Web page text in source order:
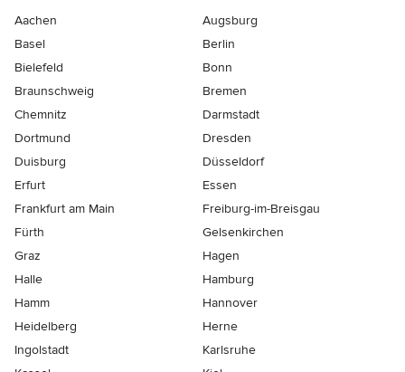
Aachen
Augsburg
Basel
Berlin
Bielefeld
Bonn
Braunschweig
Bremen
Chemnitz
Darmstadt
Dortmund
Dresden
Duisburg
Düsseldorf
Erfurt
Essen
Frankfurt am Main
Freiburg-im-Breisgau
Fürth
Gelsenkirchen
Graz
Hagen
Halle
Hamburg
Hamm
Hannover
Heidelberg
Herne
Ingolstadt
Karlsruhe